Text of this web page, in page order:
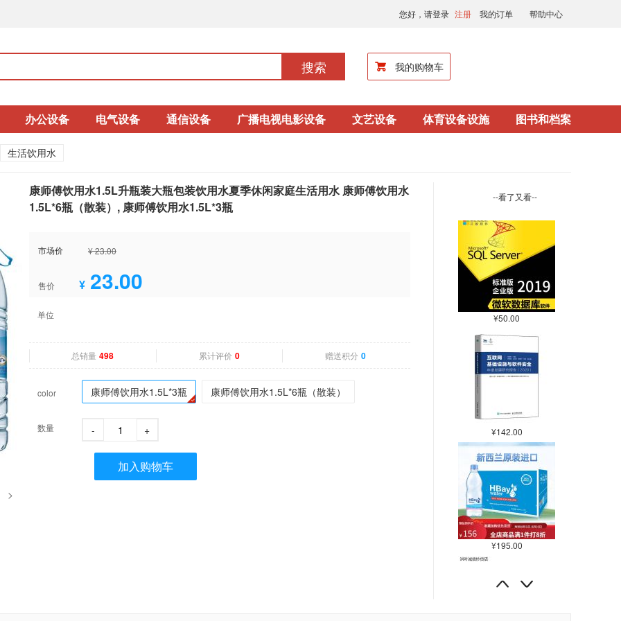
您好，请登录 注册 我的订单 帮助中心
搜索 我的购物车
办公设备 电气设备 通信设备 广播电视电影设备 文艺设备 体育设备设施 图书和档案
生活饮用水
>
康师傅饮用水1.5L升瓶装大瓶包装饮用水夏季休闲家庭生活用水 康师傅饮用水
1.5L*6瓶（散装）, 康师傅饮用水1.5L*3瓶
市场价 ¥ 23.00
售价 ¥ 23.00
单位
总销量 498 累计评价 0 赠送积分 0
color 康师傅饮用水1.5L*3瓶 康师傅饮用水1.5L*6瓶（散装）
数量 - +
加入购物车
--看了又看--
¥50.00
¥142.00
¥195.00